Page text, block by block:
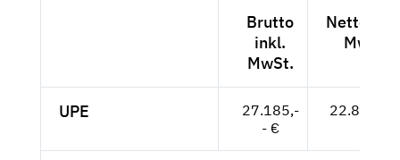
Brutto
inkl.
MwSt.
Netto
MwSt.
UPE
27.185,-
- €
22.845,--